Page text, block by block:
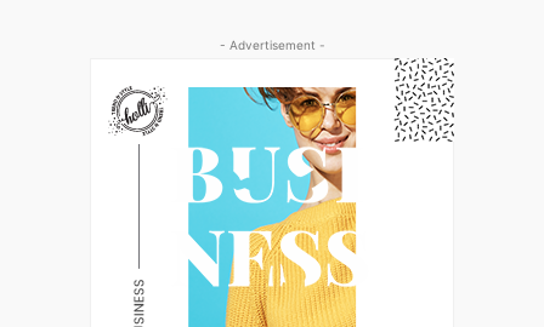
- Advertisement -